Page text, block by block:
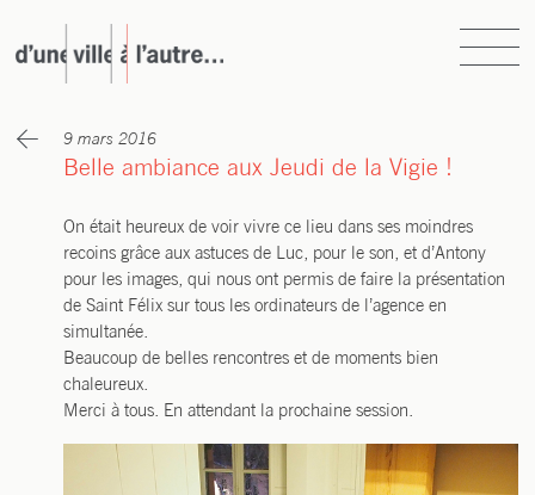
to
content
9 mars 2016
Belle ambiance aux Jeudi de la Vigie !
On était heu­reux de voir vivre ce lieu dans ses moindres
recoins grâce aux astuces de Luc, pour le son, et d’Antony
pour les images, qui nous ont per­mis de faire la pré­sen­ta­tion
de Saint Félix sur tous les ordi­na­teurs de l’agence en
simultanée.
Beau­coup de belles ren­contres et de moments bien
chaleureux.
Mer­ci à tous. En atten­dant la pro­chaine session.